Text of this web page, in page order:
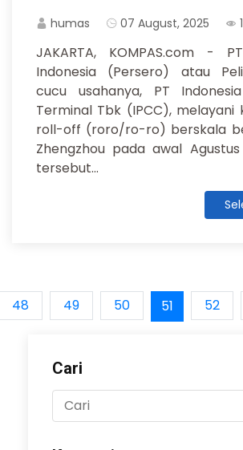
humas 07 August, 2025
JAKARTA, KOMPAS.com -
Indonesia (Persero) atau
cucu usahanya, PT
Terminal Tbk (IPCC),
roll-off (roro/ro-ro) berskala
Zhengzhou pada awal
tersebut...
48 49 50 51 52
Cari